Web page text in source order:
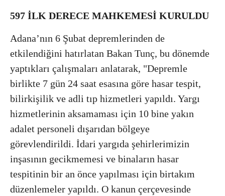
597 İLK DERECE MAHKEMESİ KURULDU
Adana’nın 6 Şubat depremlerinden de
etkilendiğini hatırlatan Bakan Tunç, bu dönemde
yaptıkları çalışmaları anlatarak, "Depremle
birlikte 7 gün 24 saat esasına göre hasar tespit,
bilirkişilik ve adli tıp hizmetleri yapıldı. Yargı
hizmetlerinin aksamaması için 10 bine yakın
adalet personeli dışarıdan bölgeye
görevlendirildi. İdari yargıda şehirlerimizin
inşasının gecikmemesi ve binaların hasar
tespitinin bir an önce yapılması için birtakım
düzenlemeler yapıldı. O kanun çerçevesinde